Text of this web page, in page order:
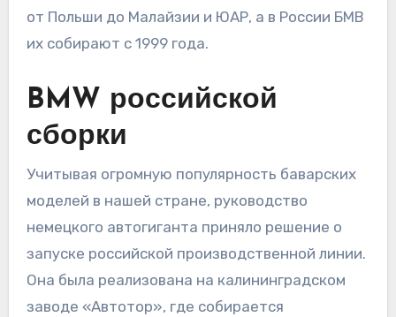
от Польши до Малайзии и ЮАР, а в России БМВ
их собирают с 1999 года.
BMW российской
сборки
Учитывая огромную популярность баварских
моделей в нашей стране, руководство
немецкого автогиганта приняло решение о
запуске российской производственной линии.
Она была реализована на калининградском
заводе «Автотор», где собирается